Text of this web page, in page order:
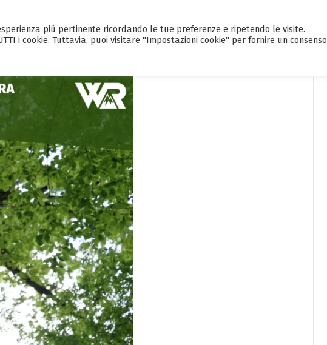
HOME CALENDARIO EVENTI GUIDE
più pertinente ricordando le tue preferenze e ripetendo le visite.
i cookie. Tuttavia, puoi visitare "Impostazioni cookie" per fornire un consenso